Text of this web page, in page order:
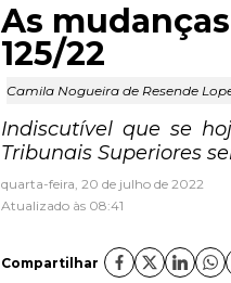
As
125/22
Camila Nogueira de Resende
Indiscutível que se
Tribunais Superiores
quarta-feira, 20 de julho de 2022
Atualizado às 08:41
Compartilhar